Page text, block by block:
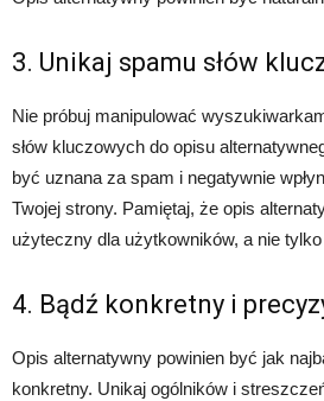
3. Unikaj spamu słów
Nie próbuj manipulować
słów kluczowych do opisu
być uznana za spam i negatywnie
Twojej strony. Pamiętaj, że opis
użyteczny dla użytkowników, a nie
4. Bądź konkretny i
Opis alternatywny powinien być jak
konkretny. Unikaj ogólników i